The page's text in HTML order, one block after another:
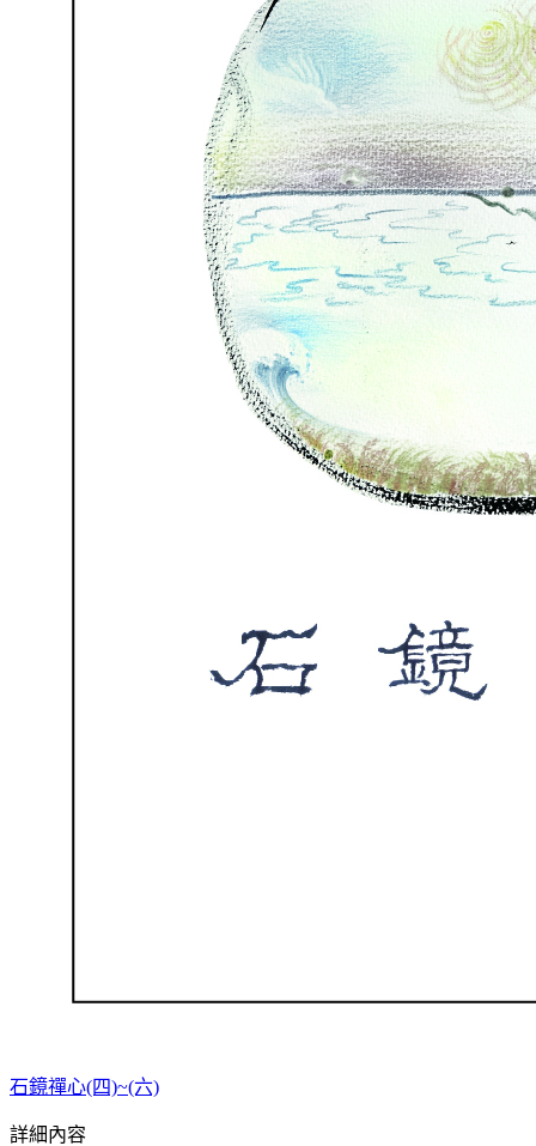
石鏡禪心(四)~(六)
詳細內容